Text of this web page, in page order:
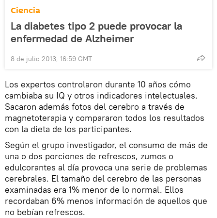
Ciencia
La diabetes tipo 2 puede provocar la
enfermedad de Alzheimer
8 de julio 2013, 16:59 GMT
Los expertos controlaron durante 10 años cómo
cambiaba su IQ y otros indicadores intelectuales.
Sacaron además fotos del cerebro a través de
magnetoterapia y compararon todos los resultados
con la dieta de los participantes.
Según el grupo investigador, el consumo de más de
una o dos porciones de refrescos, zumos o
edulcorantes al día provoca una serie de problemas
cerebrales. El tamaño del cerebro de las personas
examinadas era 1% menor de lo normal. Ellos
recordaban 6% menos información de aquellos que
no bebían refrescos.